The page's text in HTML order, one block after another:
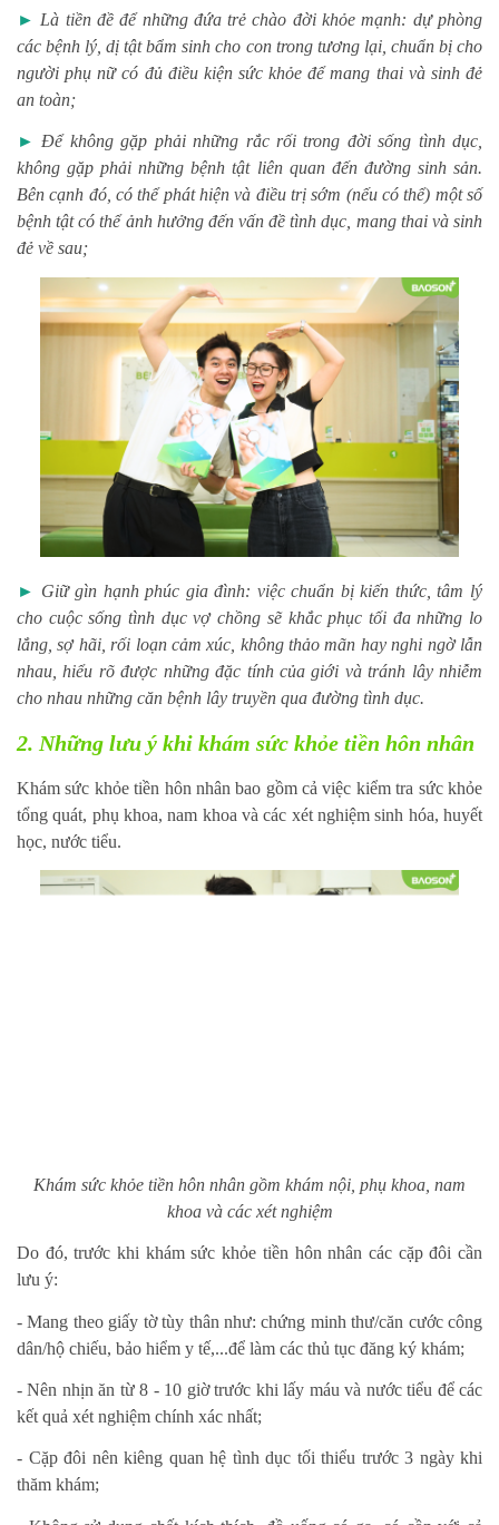
► Là tiền đề để những đứa trẻ chào đời khỏe mạnh: dự phòng
các bệnh lý, dị tật bẩm sinh cho con trong tương lại, chuẩn bị cho
người phụ nữ có đủ điều kiện sức khỏe để mang thai và sinh đẻ
an toàn;
► Để không gặp phải những rắc rối trong đời sống tình dục,
không gặp phải những bệnh tật liên quan đến đường sinh sản.
Bên cạnh đó, có thể phát hiện và điều trị sớm (nếu có thể) một số
bệnh tật có thể ảnh hưởng đến vấn đề tình dục, mang thai và sinh
đẻ về sau;
► Giữ gìn hạnh phúc gia đình: việc chuẩn bị kiến thức, tâm lý
cho cuộc sống tình dục vợ chồng sẽ khắc phục tối đa những lo
lắng, sợ hãi, rối loạn cảm xúc, không thảo mãn hay nghi ngờ lẫn
nhau, hiểu rõ được những đặc tính của giới và tránh lây nhiễm
cho nhau những căn bệnh lây truyền qua đường tình dục.
2. Những lưu ý khi khám sức khỏe tiền hôn nhân
Khám sức khỏe tiền hôn nhân bao gồm cả việc kiểm tra sức khỏe
tổng quát, phụ khoa, nam khoa và các xét nghiệm sinh hóa, huyết
học, nước tiểu.
Khám sức khỏe tiền hôn nhân gồm khám nội, phụ khoa, nam
khoa và các xét nghiệm
Do đó, trước khi khám sức khỏe tiền hôn nhân các cặp đôi cần
lưu ý:
- Mang theo giấy tờ tùy thân như: chứng minh thư/căn cước công
dân/hộ chiếu, bảo hiểm y tế,...để làm các thủ tục đăng ký khám;
- Nên nhịn ăn từ 8 - 10 giờ trước khi lấy máu và nước tiểu để các
kết quả xét nghiệm chính xác nhất;
- Cặp đôi nên kiêng quan hệ tình dục tối thiểu trước 3 ngày khi
thăm khám;